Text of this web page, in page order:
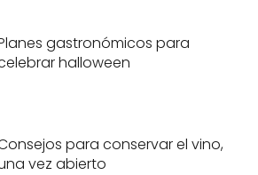
gastronómicos para
halloween
para conservar el vino,
vez abierto